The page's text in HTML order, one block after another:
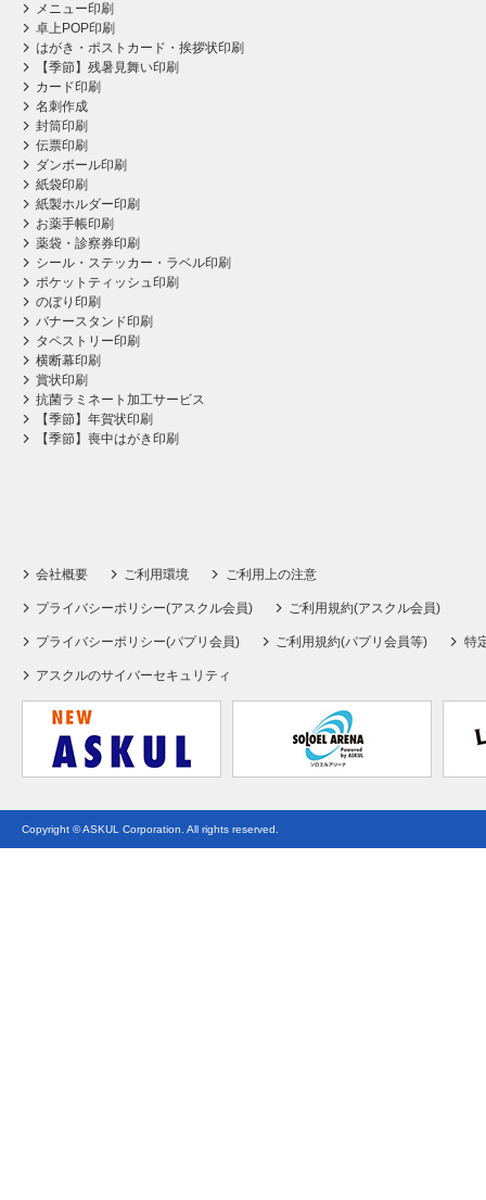
メニュー印刷
卓上POP印刷
はがき・ポストカード・挨拶状印刷
【季節】残暑見舞い印刷
カード印刷
名刺作成
封筒印刷
伝票印刷
ダンボール印刷
紙袋印刷
紙製ホルダー印刷
お薬手帳印刷
薬袋・診察券印刷
シール・ステッカー・ラベル印刷
ポケットティッシュ印刷
のぼり印刷
バナースタンド印刷
タペストリー印刷
横断幕印刷
賞状印刷
抗菌ラミネート加工サービス
【季節】年賀状印刷
【季節】喪中はがき印刷
会社概要 ご利用環境 ご利用上の注意
プライバシーポリシー(アスクル会員) ご利用規約(アスクル会員)
プライバシーポリシー(パプリ会員) ご利用規約(パプリ会員等) 特
アスクルのサイバーセキュリティ
Copyright © ASKUL Corporation. All rights reserved.